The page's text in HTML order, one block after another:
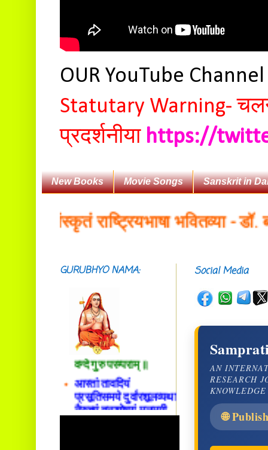
OUR YouTube
Statutary Warning-
प्रदर्शनीया https://
New Books Movie Songs Sanskrit in
संस्कृतं राष्ट्रियभाषा भवितव्या - डॉ.
Social Media
AN
RESEARCH
🌐
GURUBHYO NAMA:
सदाशिवसमारम्भां
शङ्कराचार्य मध्यमाम्।
अस्मदाचार्यपर्यन्तां
वन्दे गुरु परम्पराम् ॥
आस्तां तावदियं
प्रसूतिसमये दुर्वारशूलव्यथा
नैरुच्यं तनुशोषणं मलमयी
शय्या च सांवत्सरी ।